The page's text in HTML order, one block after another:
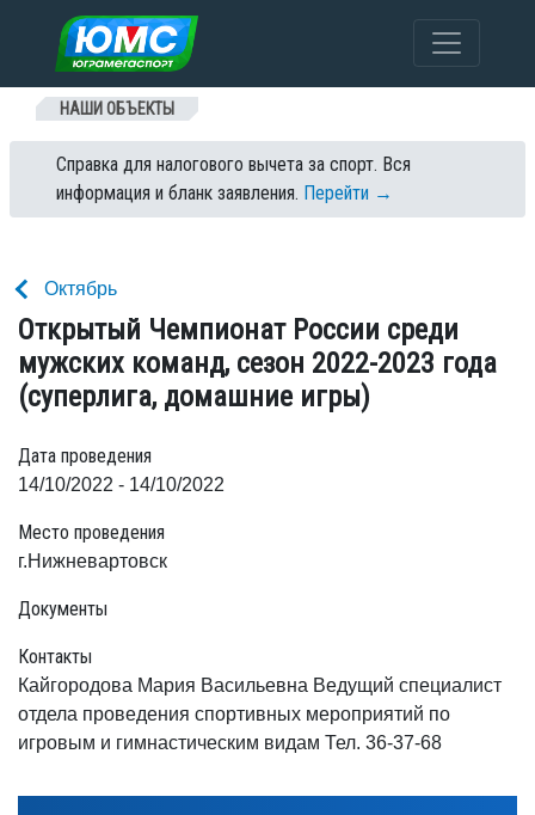
Перейти к содержанию
НАШИ ОБЪЕКТЫ
Справка для налогового вычета за спорт. Вся
информация и бланк заявления. Перейти →
Октябрь
Открытый Чемпионат России среди
мужских команд, сезон 2022-2023 года
(суперлига, домашние игры)
Дата проведения
14/10/2022 - 14/10/2022
Место проведения
г.Нижневартовск
Документы
Контакты
Кайгородова Мария Васильевна Ведущий специалист
отдела проведения спортивных мероприятий по
игровым и гимнастическим видам Тел. 36-37-68